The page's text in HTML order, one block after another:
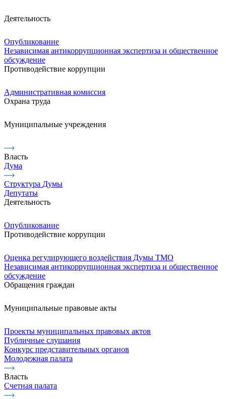
Деятельность
Опубликование
Независимая антикоррупционная экспертиза и общественное
обсуждение
Противодействие коррупции
Административная комиссия
Охрана труда
Муниципальные учреждения
Власть
Дума
Структура Думы
Депутаты
Деятельность
Опубликование
Противодействие коррупции
Оценка регулирующего воздействия Думы ТМО
Независимая антикоррупционная экспертиза и общественное
обсуждение
Обращения граждан
Муниципальные правовые акты
Проекты муниципальных правовых актов
Публичные слушания
Конкурс представительных органов
Молодежная палата
Власть
Счетная палата